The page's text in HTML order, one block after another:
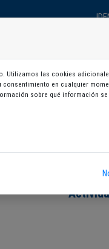
Utilizamos las cookies
en cualquier
sobre qué información